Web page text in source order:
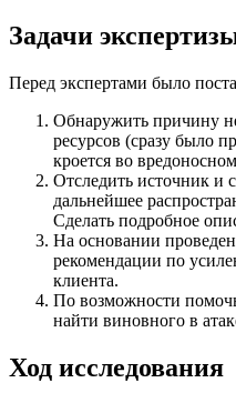
Задачи
Перед экспертами было
Обнаружить причину
ресурсов (сразу было
кроется во
Отследить источник и
дальнейшее
Сделать подробное
На основании
рекомендации по
клиента.
По возможности
найти виновного в
Ход исследования